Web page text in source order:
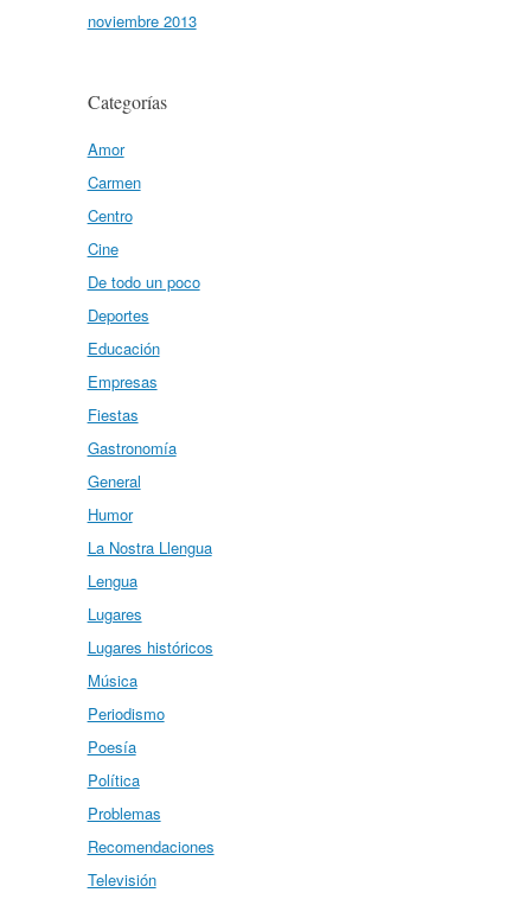
noviembre 2013
Categorías
Amor
Carmen
Centro
Cine
De todo un poco
Deportes
Educación
Empresas
Fiestas
Gastronomía
General
Humor
La Nostra Llengua
Lengua
Lugares
Lugares históricos
Música
Periodismo
Poesía
Política
Problemas
Recomendaciones
Televisión